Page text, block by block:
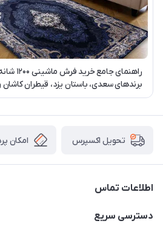
راهنمای جامع
برندهای سعدی، باستان یزد، قیطران
تبریز
تحویل اکسپرس امکان
اطلاعات تماس
03538252575
دسترسی سریع